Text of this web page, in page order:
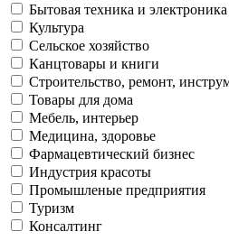
Бытовая техника и электроника
Культура
Сельское хозяйство
Канцтовары и книги
Строительство, ремонт,
Товары для дома
Мебель, интерьер
Медицина, здоровье
Фармацевтический бизнес
Индустрия красоты
Промышленые предприятия
Туризм
Консалтинг